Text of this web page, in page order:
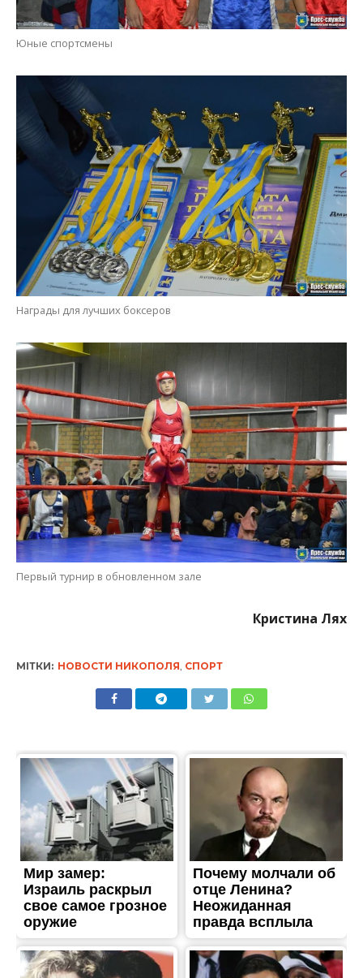
Юные спортсмены
Награды для лучших боксеров
Первый турнир в обновленном зале
Кристина Лях
МІТКИ: НОВОСТИ НИКОПОЛЯ, СПОРТ